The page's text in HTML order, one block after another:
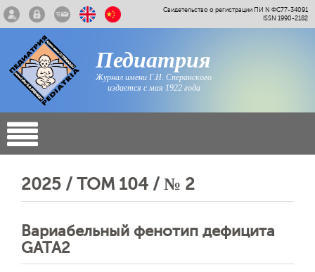
Свидетельство о регистрации ПИ N ФС77-34091
ISSN 1990-2182
Педиатрия
Журнал имени Г.Н. Сперанского
издается с мая 1922 года
2025 / ТОМ 104 / № 2
Вариабельный фенотип дефицита
GATA2